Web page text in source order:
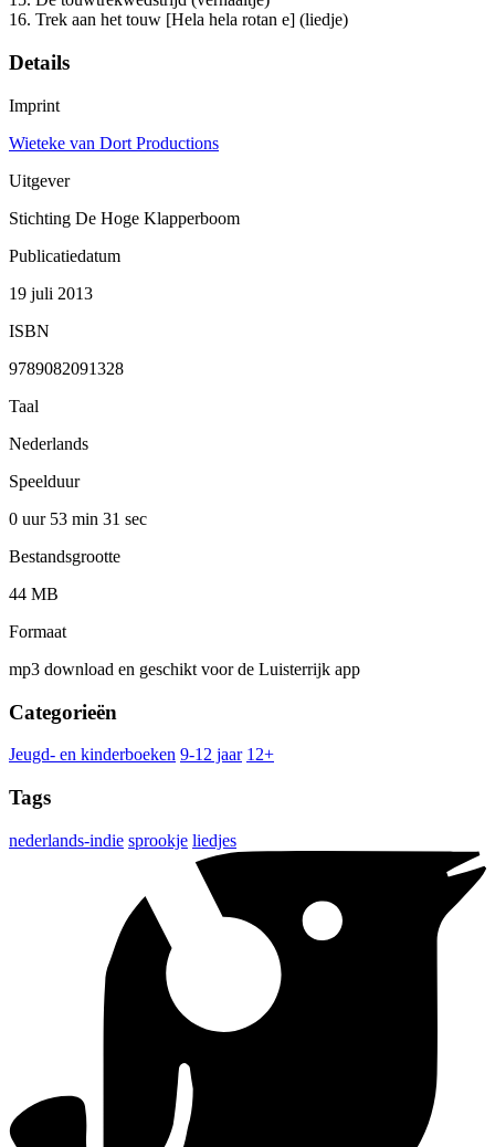
16. Trek aan het touw [Hela hela rotan e] (liedje)
Details
Imprint
Wieteke van Dort Productions
Uitgever
Stichting De Hoge Klapperboom
Publicatiedatum
19 juli 2013
ISBN
9789082091328
Taal
Nederlands
Speelduur
0 uur 53 min 31 sec
Bestandsgrootte
44 MB
Formaat
mp3 download en geschikt voor de Luisterrijk app
Categorieën
Jeugd- en kinderboeken 9-12 jaar 12+
Tags
nederlands-indie sprookje liedjes